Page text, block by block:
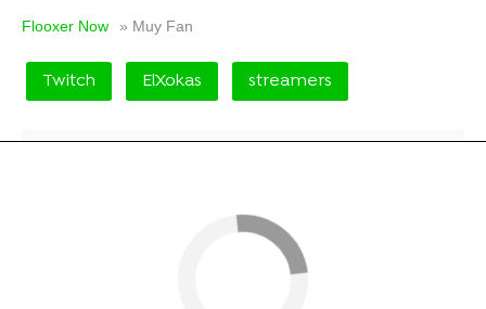
Flooxer Now » Muy Fan
Twitch ElXokas streamers